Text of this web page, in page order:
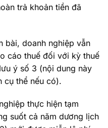
trả khoản tiền đã
bài, doanh nghiệp vẫn
cáo thuế đối với kỳ thuế
ý số 3 (nội dung này
cụ thể nếu có).
thực hiện tạm
suốt cả năm dương lịch